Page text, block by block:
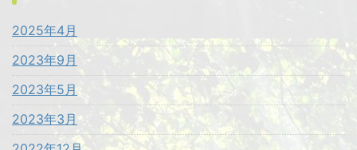
2025年4月
2023年9月
2023年5月
2023年3月